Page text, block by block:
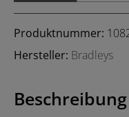
Produktnummer:
Hersteller: Bradleys
Beschreibung